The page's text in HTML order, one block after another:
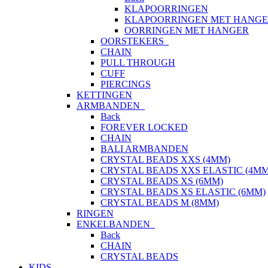
KLAPOORRINGEN
KLAPOORRINGEN MET
OORRINGEN MET HANGER
OORSTEKERS
CHAIN
PULL THROUGH
CUFF
PIERCINGS
KETTINGEN
ARMBANDEN
Back
FOREVER LOCKED
CHAIN
BALI ARMBANDEN
CRYSTAL BEADS XXS (4MM)
CRYSTAL BEADS XXS ELASTIC
CRYSTAL BEADS XS (6MM)
CRYSTAL BEADS XS ELASTIC (6MM)
CRYSTAL BEADS M (8MM)
RINGEN
ENKELBANDEN
Back
CHAIN
CRYSTAL BEADS